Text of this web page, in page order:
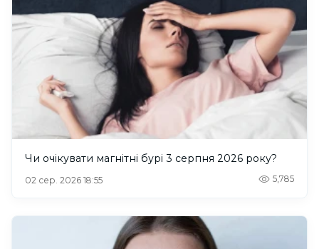
Чи очікувати магнітні бурі 3 серпня 2026 року?
02 сер. 2026 18:55 5,785